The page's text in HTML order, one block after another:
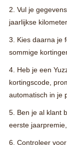
Vul je
jaarlijkse
Kies daarna je
sommige
Heb je een
kortingscode,
automatisch in je
Ben je al klant
eerste
Controleer